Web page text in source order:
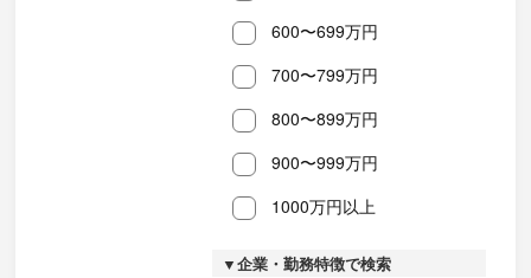
600〜699万円
700〜799万円
800〜899万円
900〜999万円
1000万円以上
▼企業・勤務特徴で検索